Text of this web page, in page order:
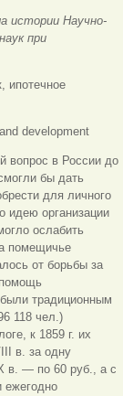
истории Научно-
при
ипотечное
development
вопрос в России до
бы дать
для личного
идею организации
ослабить
помещичье
от борьбы за
традиционным
118 чел.)
к 1859 г. их
в. за одну
в. — по 60 руб., а с